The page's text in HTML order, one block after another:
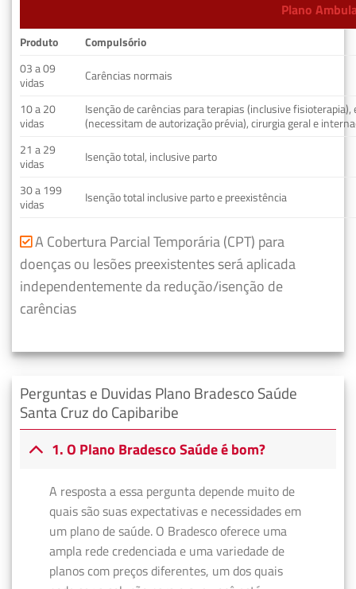
Plano
Produto
Compulsório
03 a 09
vidas
Carências normais
10 a 20
vidas
Isenção de carências para terapias (inclusive fisioterapia),
(necessitam de autorização prévia), cirurgia geral e
21 a 29
vidas
Isenção total, inclusive parto
30 a 199
vidas
Isenção total inclusive parto e preexistência
A Cobertura Parcial Temporária (CPT) para
doenças ou lesões preexistentes será aplicada
independentemente da redução/isenção de
carências
Perguntas e Duvidas Plano Bradesco Saúde
Santa Cruz do Capibaribe
1. O Plano Bradesco Saúde é bom?
A resposta a essa pergunta depende muito de
quais são suas expectativas e necessidades em
um plano de saúde. O Bradesco oferece uma
ampla rede credenciada e uma variedade de
planos com preços diferentes, um dos quais